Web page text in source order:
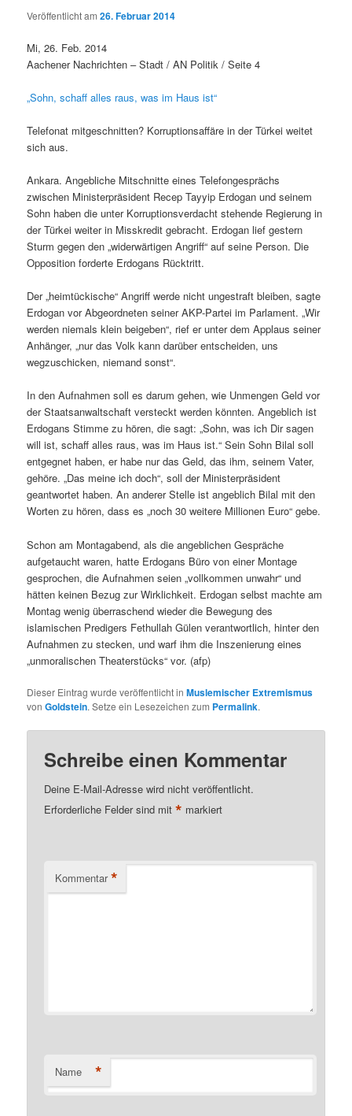
Veröffentlicht am26. Februar 2014
Mi, 26. Feb. 2014
Aachener Nachrichten – Stadt / AN Politik / Seite 4
„Sohn, schaff alles raus, was im Haus ist“
Telefonat mitgeschnitten? Korruptionsaffäre in der Türkei weitet
sich aus.
Ankara. Angebliche Mitschnitte eines Telefongesprächs
zwischen Ministerpräsident Recep Tayyip Erdogan und seinem
Sohn haben die unter Korruptionsverdacht stehende Regierung in
der Türkei weiter in Misskredit gebracht. Erdogan lief gestern
Sturm gegen den „widerwärtigen Angriff“ auf seine Person. Die
Opposition forderte Erdogans Rücktritt.
Der „heimtückische“ Angriff werde nicht ungestraft bleiben, sagte
Erdogan vor Abgeordneten seiner AKP-Partei im Parlament. „Wir
werden niemals klein beigeben“, rief er unter dem Applaus seiner
Anhänger, „nur das Volk kann darüber entscheiden, uns
wegzuschicken, niemand sonst“.
In den Aufnahmen soll es darum gehen, wie Unmengen Geld vor
der Staatsanwaltschaft versteckt werden könnten. Angeblich ist
Erdogans Stimme zu hören, die sagt: „Sohn, was ich Dir sagen
will ist, schaff alles raus, was im Haus ist.“ Sein Sohn Bilal soll
entgegnet haben, er habe nur das Geld, das ihm, seinem Vater,
gehöre. „Das meine ich doch“, soll der Ministerpräsident
geantwortet haben. An anderer Stelle ist angeblich Bilal mit den
Worten zu hören, dass es „noch 30 weitere Millionen Euro“ gebe.
Schon am Montagabend, als die angeblichen Gespräche
aufgetaucht waren, hatte Erdogans Büro von einer Montage
gesprochen, die Aufnahmen seien „vollkommen unwahr“ und
hätten keinen Bezug zur Wirklichkeit. Erdogan selbst machte am
Montag wenig überraschend wieder die Bewegung des
islamischen Predigers Fethullah Gülen verantwortlich, hinter den
Aufnahmen zu stecken, und warf ihm die Inszenierung eines
„unmoralischen Theaterstücks“ vor. (afp)
Dieser Eintrag wurde veröffentlicht inMuslemischer Extremismus
vonGoldstein. Setze ein Lesezeichen zum Permalink.
Schreibe einen Kommentar
Deine E-Mail-Adresse wird nicht veröffentlicht.
Erforderliche Felder sind mit* markiert
Kommentar *
Name *